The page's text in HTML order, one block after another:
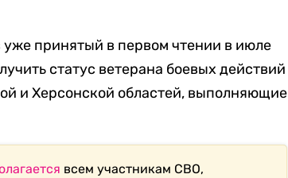
принятый в первом чтении в июле
статус ветерана боевых действий
и Херсонской областей, выполняющие
всем участникам СВО,